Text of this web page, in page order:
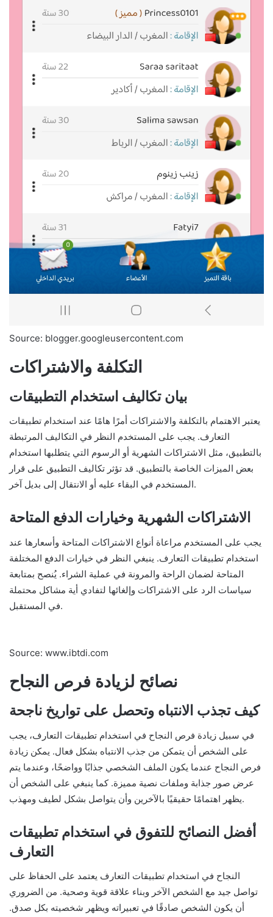
Source: blogger.googleusercontent.com
التكلفة والاشتراكات
بيان تكاليف استخدام التطبيقات
يعتبر الاهتمام بالتكلفة والاشتراكات أمرًا هامًا عند استخدام تطبيقات
التعارف. يجب على المستخدم النظر في التكاليف المرتبطة
بالتطبيق، مثل الاشتراكات الشهرية أو الرسوم التي يتطلبها استخدام
بعض الميزات الخاصة بالتطبيق. قد تؤثر تكاليف التطبيق على قرار
المستخدم في البقاء عليه أو الانتقال إلى بديل آخر.
الاشتراكات الشهرية وخيارات الدفع المتاحة
يجب على المستخدم مراعاة أنواع الاشتراكات المتاحة وأسعارها عند
استخدام تطبيقات التعارف. ينبغي النظر في خيارات الدفع المختلفة
المتاحة لضمان الراحة والمرونة في عملية الشراء. يُنصح بمتابعة
سياسات الرد على الاشتراكات وإلغائها لتفادي أية مشاكل محتملة
في المستقبل.
Source: www.ibtdi.com
نصائح لزيادة فرص النجاح
كيف تجذب الانتباه وتحصل على تواريخ ناجحة
في سبيل زيادة فرص النجاح في استخدام تطبيقات التعارف، يجب
على الشخص أن يتمكن من جذب الانتباه بشكل فعال. يمكن زيادة
فرص النجاح عندما يكون الملف الشخصي جذابًا وواضحًا، وعندما يتم
عرض صور جذابة وملفات نصية مميزة. كما ينبغي على الشخص أن
يظهر اهتمامًا حقيقيًا بالآخرين وأن يتواصل بشكل لطيف ومهذب.
أفضل النصائح للتفوق في استخدام تطبيقات
التعارف
النجاح في استخدام تطبيقات التعارف يعتمد على الحفاظ على
تواصل جيد مع الشخص الآخر وبناء علاقة قوية وصحية. من الضروري
أن يكون الشخص صادقًا في تعبيراته ويظهر شخصيته بكل صدق.